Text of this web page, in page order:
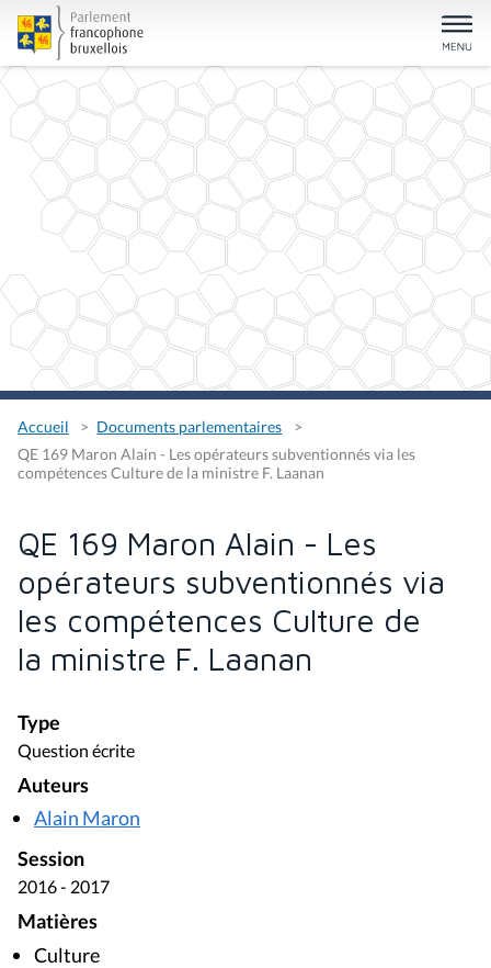
Accueil
Documents parlementaires
QE 169 Maron Alain - Les opérateurs subventionnés via les
compétences Culture de la ministre F. Laanan
QE 169 Maron Alain - Les
opérateurs subventionnés via
les compétences Culture de
la ministre F. Laanan
Type
Question écrite
Auteurs
Alain Maron
Session
2016 - 2017
Matières
Culture